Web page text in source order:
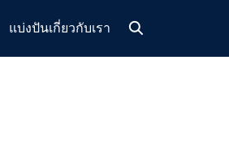
แบ่งปันเกี่ยวกับเรา